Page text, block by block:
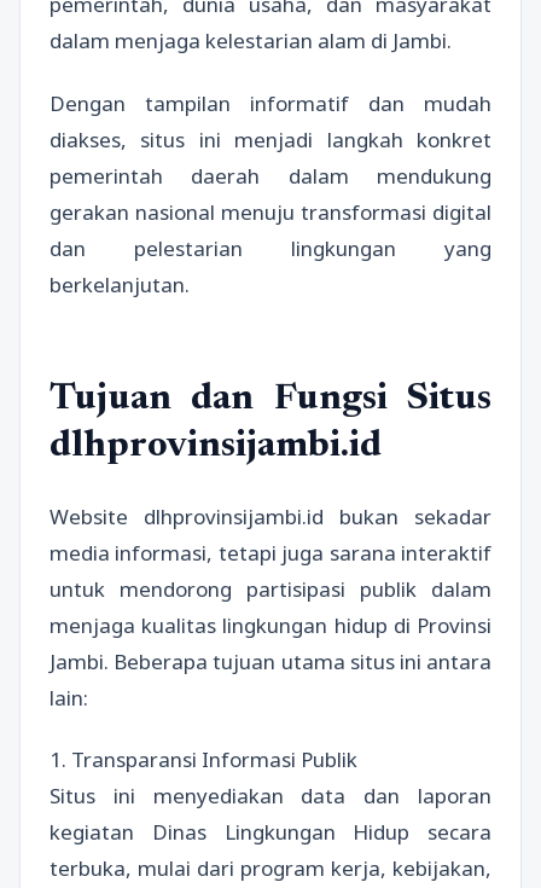
dalam menjaga kelestarian alam di Jambi.
Dengan tampilan informatif dan mudah
diakses, situs ini menjadi langkah konkret
pemerintah daerah dalam mendukung
gerakan nasional menuju transformasi digital
dan pelestarian lingkungan yang
berkelanjutan.
Tujuan dan Fungsi Situs
dlhprovinsijambi.id
Website dlhprovinsijambi.id bukan sekadar
media informasi, tetapi juga sarana interaktif
untuk mendorong partisipasi publik dalam
menjaga kualitas lingkungan hidup di Provinsi
Jambi. Beberapa tujuan utama situs ini antara
lain:
1. Transparansi Informasi Publik
Situs ini menyediakan data dan laporan
kegiatan Dinas Lingkungan Hidup secara
terbuka, mulai dari program kerja, kebijakan,